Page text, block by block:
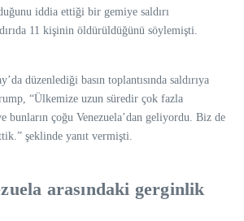
iddia ettiği bir gemiye saldırı
11 kişinin öldürüldüğünü söylemişti.
düzenlediği basın toplantısında saldırıya
“Ülkemize uzun süredir çok fazla
bunların çoğu Venezuela’dan geliyordu. Biz de
şeklinde yanıt vermişti.
arasındaki gerginlik